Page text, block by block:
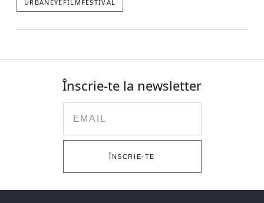
URBANEYEFILMFESTIVAL
Înscrie-te la newsletter
ÎNSCRIE-TE